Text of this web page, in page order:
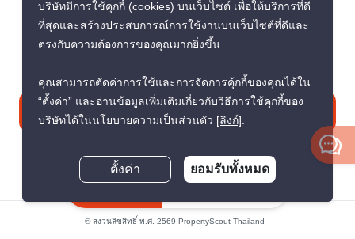
+66 92 264 3444
contact@propertyscout.co.th
ติดต่อเรา
© สงวนลิขสิทธิ์ พ.ศ. 2569 PropertyScout Thailand
บริษัทมีการใช้คุกกี้ (cookies) บนเว็บไซต์ เพื่อให้บริการที่ดี
ที่สุดและสร้างประสบการณ์การใช้งานบนเว็บไซต์ที่ดีและ
ตรงกับความต้องการของคุณมากยิ่งขึ้น
คุณสามารถตัดค่าการใช้และการจัดการคุ้กกี้ของคุณได้ใน
“ตั้งค่า” และอ่านข้อมูลเพิ่มเติมเกี่ยวกับวิธีการใช้คุกกี้ของ
บริษัทได้ในนโยบายความเป็นส่วนตัว [ลิงก์].
ตั้งค่า ยอมรับทั้งหมด